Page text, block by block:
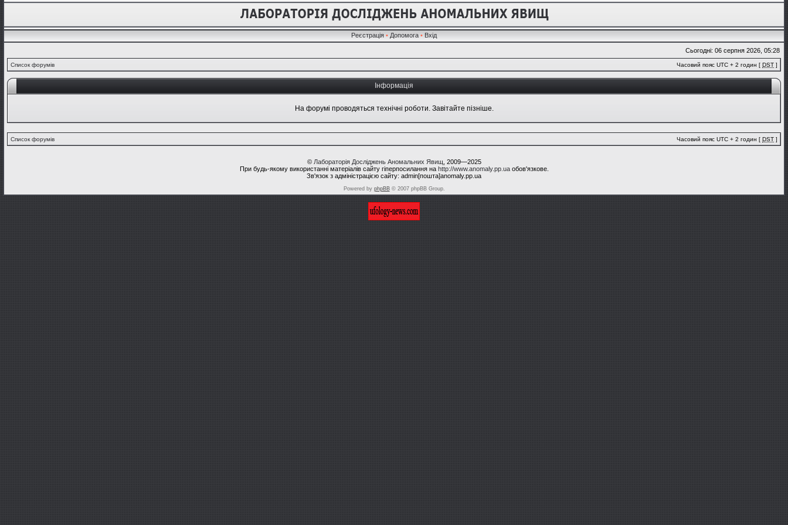
Реєстрація • Допомога • Вхід
Сьогодні: 06 серпня 2026, 05:28
Список форумів Часовий пояс UTC + 2 годин [ DST ]
Інформація
На форумі проводяться технічні роботи. Завітайте пізніше.
Список форумів Часовий пояс UTC + 2 годин [ DST ]
© Лабораторія Досліджень Аномальних Явищ , 2009—2025
При будь-якому використанні матеріалів сайту гіперпосилання на http://www.anomaly.pp.uaобов'язкове.
Зв'язок з адміністрацією сайту: admin[пошта]anomaly.pp.ua
Powered by phpBB© 2007 phpBB Group.